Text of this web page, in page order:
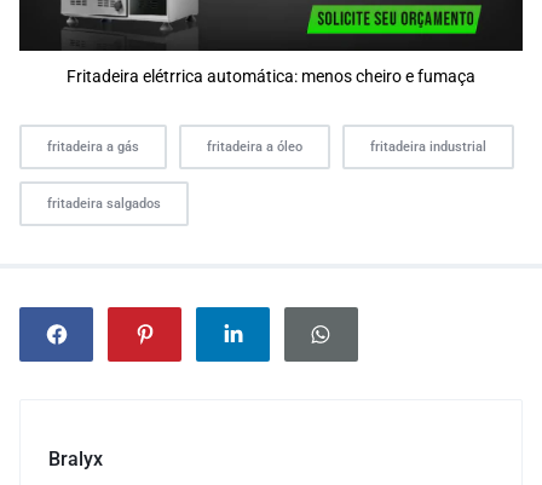
Fritadeira elétrrica automática: menos cheiro e fumaça
fritadeira a gás fritadeira a óleo fritadeira industrial
fritadeira salgados
Bralyx